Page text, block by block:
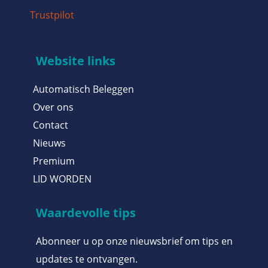
Trustpilot
Website links
Automatisch Beleggen
Over ons
Contact
Nieuws
Premium
LID WORDEN
Waardevolle tips
Abonneer u op onze nieuwsbrief om tips en
updates te ontvangen.